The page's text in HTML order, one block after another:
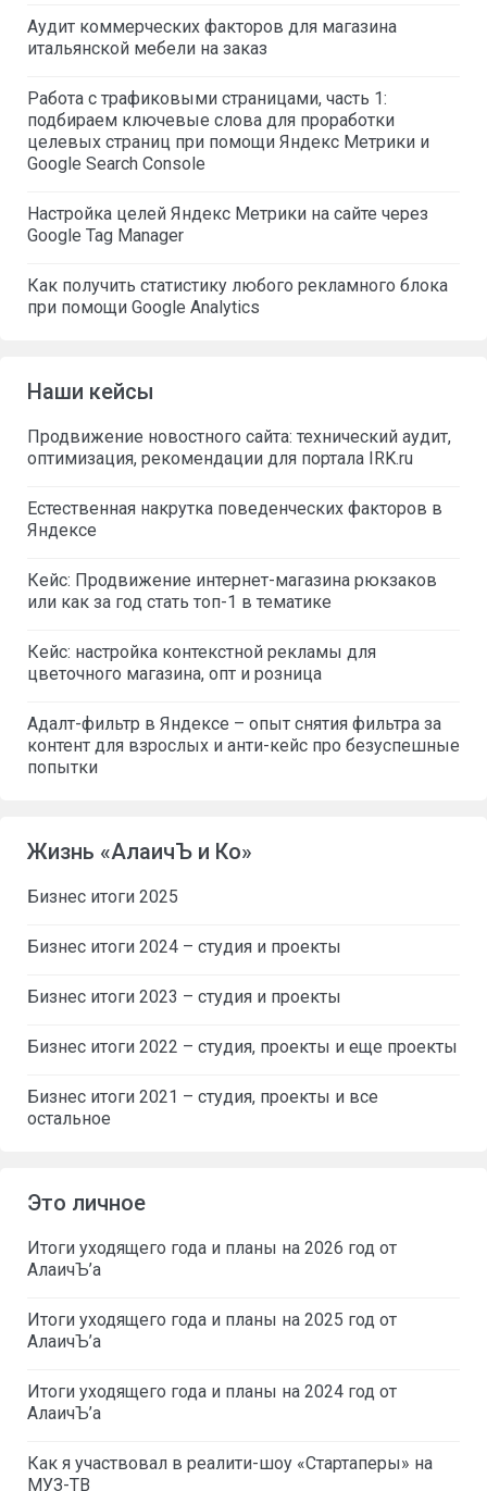
Аудит коммерческих факторов для магазина
итальянской мебели на заказ
Работа с трафиковыми страницами, часть 1:
подбираем ключевые слова для проработки
целевых страниц при помощи Яндекс Метрики и
Google Search Console
Настройка целей Яндекс Метрики на сайте через
Google Tag Manager
Как получить статистику любого рекламного блока
при помощи Google Analytics
Наши кейсы
Продвижение новостного сайта: технический аудит,
оптимизация, рекомендации для портала IRK.ru
Естественная накрутка поведенческих факторов в
Яндексе
Кейс: Продвижение интернет-магазина рюкзаков
или как за год стать топ-1 в тематике
Кейс: настройка контекстной рекламы для
цветочного магазина, опт и розница
Адалт-фильтр в Яндексе – опыт снятия фильтра за
контент для взрослых и анти-кейс про безуспешные
попытки
Жизнь «АлаичЪ и Ко»
Бизнес итоги 2025
Бизнес итоги 2024 – студия и проекты
Бизнес итоги 2023 – студия и проекты
Бизнес итоги 2022 – студия, проекты и еще проекты
Бизнес итоги 2021 – студия, проекты и все
остальное
Это личное
Итоги уходящего года и планы на 2026 год от
АлаичЪ’а
Итоги уходящего года и планы на 2025 год от
АлаичЪ’а
Итоги уходящего года и планы на 2024 год от
АлаичЪ’а
Как я участвовал в реалити-шоу «Стартаперы» на
МУЗ-ТВ